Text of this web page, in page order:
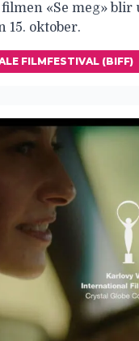
«Se meg»
15. oktober.
FILMFESTIVAL (BIFF)